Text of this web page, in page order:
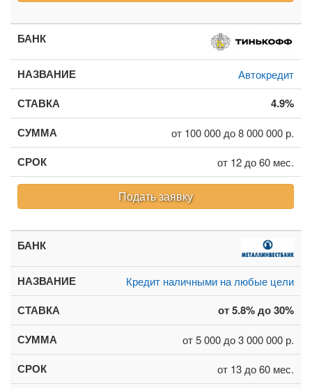
Автокредит
4.9%
от 100 000 до 8 000 000 р.
от 12 до 60 мес.
Подать заявку
Кредит наличными на любые цели
от 5.8% до 30%
от 5 000 до 3 000 000 р.
от 13 до 60 мес.